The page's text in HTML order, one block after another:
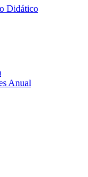
Didático
Anual